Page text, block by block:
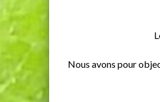
Nous avons pour